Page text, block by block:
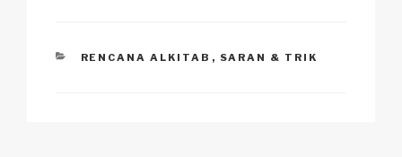
CATEGORIES
RENCANA ALKITAB , SARAN & TRIK